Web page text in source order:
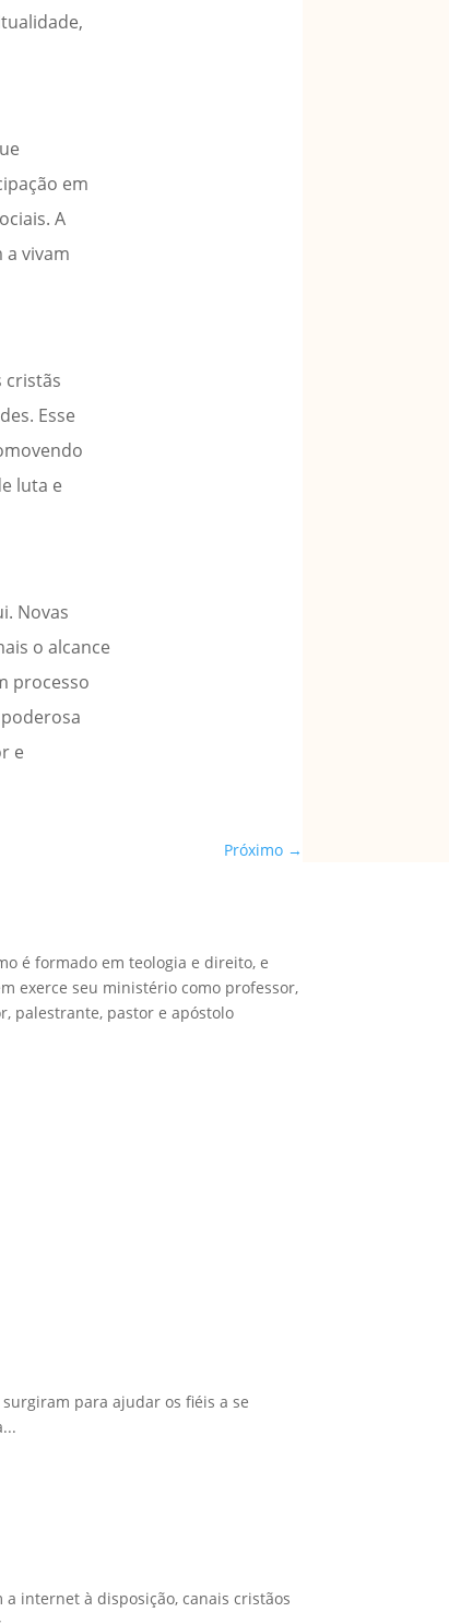
em
A
vivam
cristãs
Esse
luta e
Novas
o alcance
processo
e
Próximo→
é formado em teologia e direito, e
exerce seu ministério como professor,
palestrante, pastor e apóstolo
para ajudar os fiéis a se
internet à disposição, canais cristãos